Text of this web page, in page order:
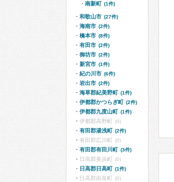
南新町 (1件)
和歌山市 (27件)
海南市 (2件)
橋本市 (8件)
有田市 (2件)
御坊市 (2件)
新宮市 (1件)
紀の川市 (6件)
岩出市 (2件)
海草郡紀美野町 (1件)
伊都郡かつらぎ町 (2件)
伊都郡九度山町 (1件)
伊都郡高野町 (0)
有田郡湯浅町 (2件)
有田郡広川町 (0)
有田郡有田川町 (3件)
日高郡美浜町 (0)
日高郡日高町 (1件)
日高郡由良町 (0)